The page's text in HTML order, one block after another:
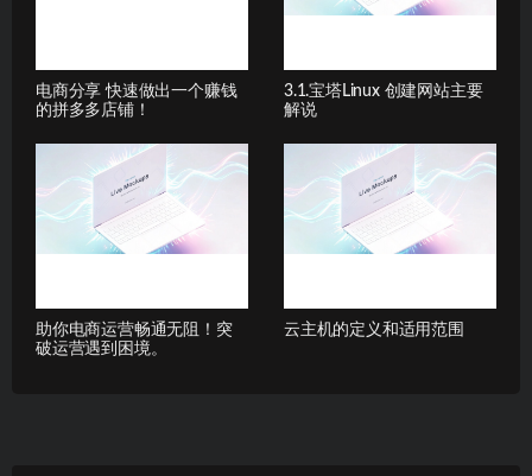
电商分享 快速做出一个赚钱
的拼多多店铺！
3.1.宝塔Linux 创建网站主要
解说
助你电商运营畅通无阻！突
破运营遇到困境。
云主机的定义和适用范围